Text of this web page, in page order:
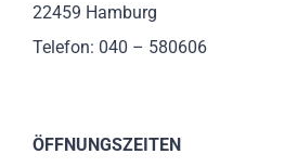
22459 Hamburg
Telefon: 040 – 580606
ÖFFNUNGSZEITEN